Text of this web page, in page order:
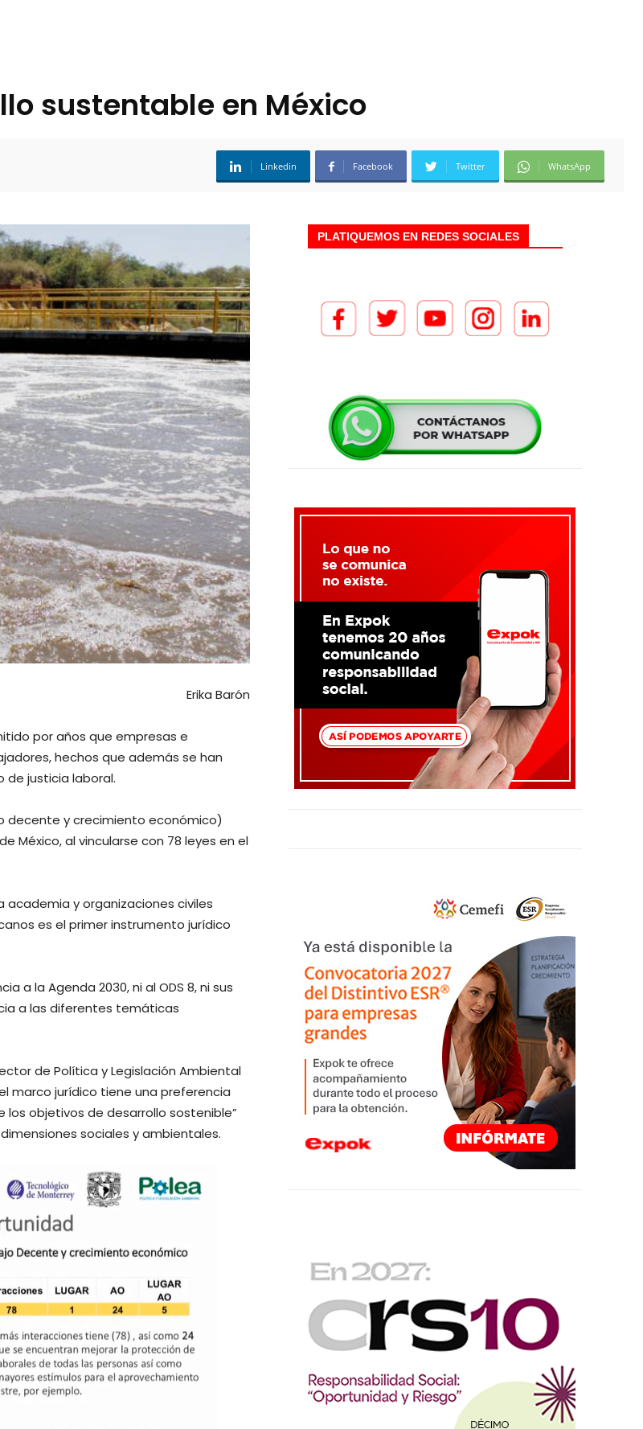
sustentable en México
Linkedin Facebook Twitter WhatsApp
Erika Barón
por años que empresas e
hechos que además se han
de justicia laboral.
decente y crecimiento económico)
México, al vincularse con 78 leyes en el
academia y organizaciones civiles
es el primer instrumento jurídico
a la Agenda 2030, ni al ODS 8, ni sus
a las diferentes temáticas
de Política y Legislación Ambiental
marco jurídico tiene una preferencia
objetivos de desarrollo sostenible”
sociales y ambientales.
PLATIQUEMOS EN REDES SOCIALES